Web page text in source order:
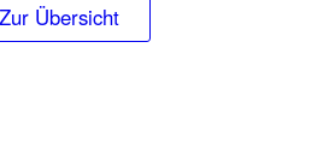
Zur Übersicht